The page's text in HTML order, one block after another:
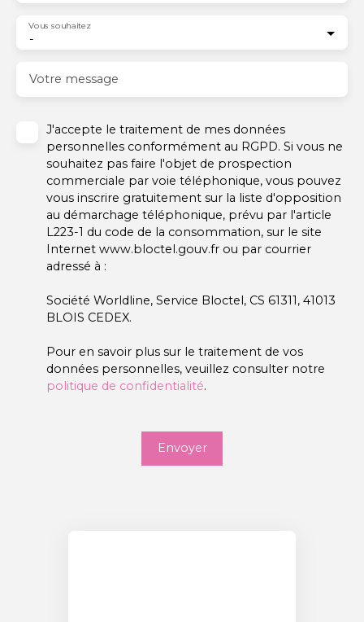
-
Vous souhaitez
Votre message
J'accepte le traitement de mes données
personnelles conformément au RGPD. Si vous ne
souhaitez pas faire l'objet de prospection
commerciale par voie téléphonique, vous pouvez
vous inscrire gratuitement sur la liste d'opposition
au démarchage téléphonique, prévu par l'article
L223-1 du code de la consommation, sur le site
Internet www.bloctel.gouv.fr ou par courrier
adressé à :
Société Worldline, Service Bloctel, CS 61311, 41013
BLOIS CEDEX.
Pour en savoir plus sur le traitement de vos
données personnelles, veuillez consulter notre
politique de confidentialité.
Envoyer